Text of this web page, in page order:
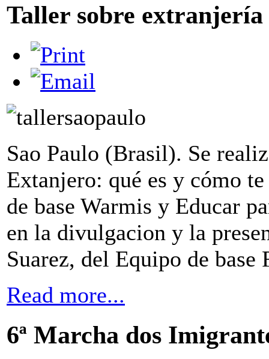
Taller sobre extranjería
Sao Paulo (Brasil). Se
Extanjero: qué es y cómo
de base Warmis y Educar
en la divulgacion y la
Suarez, del Equipo de base
Read more...
6ª Marcha dos